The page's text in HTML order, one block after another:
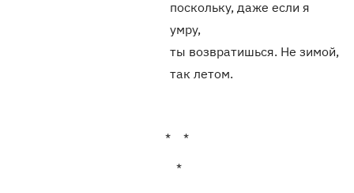
поскольку, даже если я
умру,
ты возвратишься. Не зимой,
так летом.
* *
*